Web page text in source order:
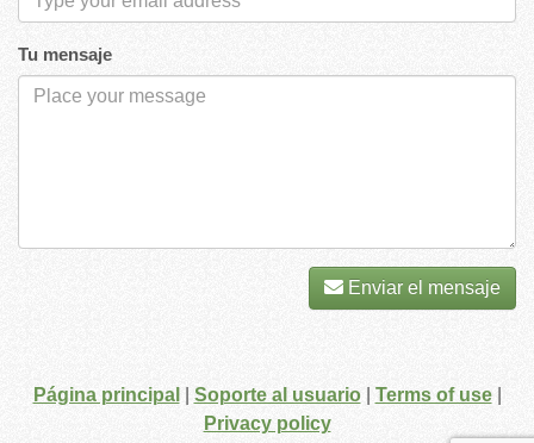
Tu mensaje
Enviar el mensaje
Página principal Soporte al usuario| Terms of use|
Privacy policy